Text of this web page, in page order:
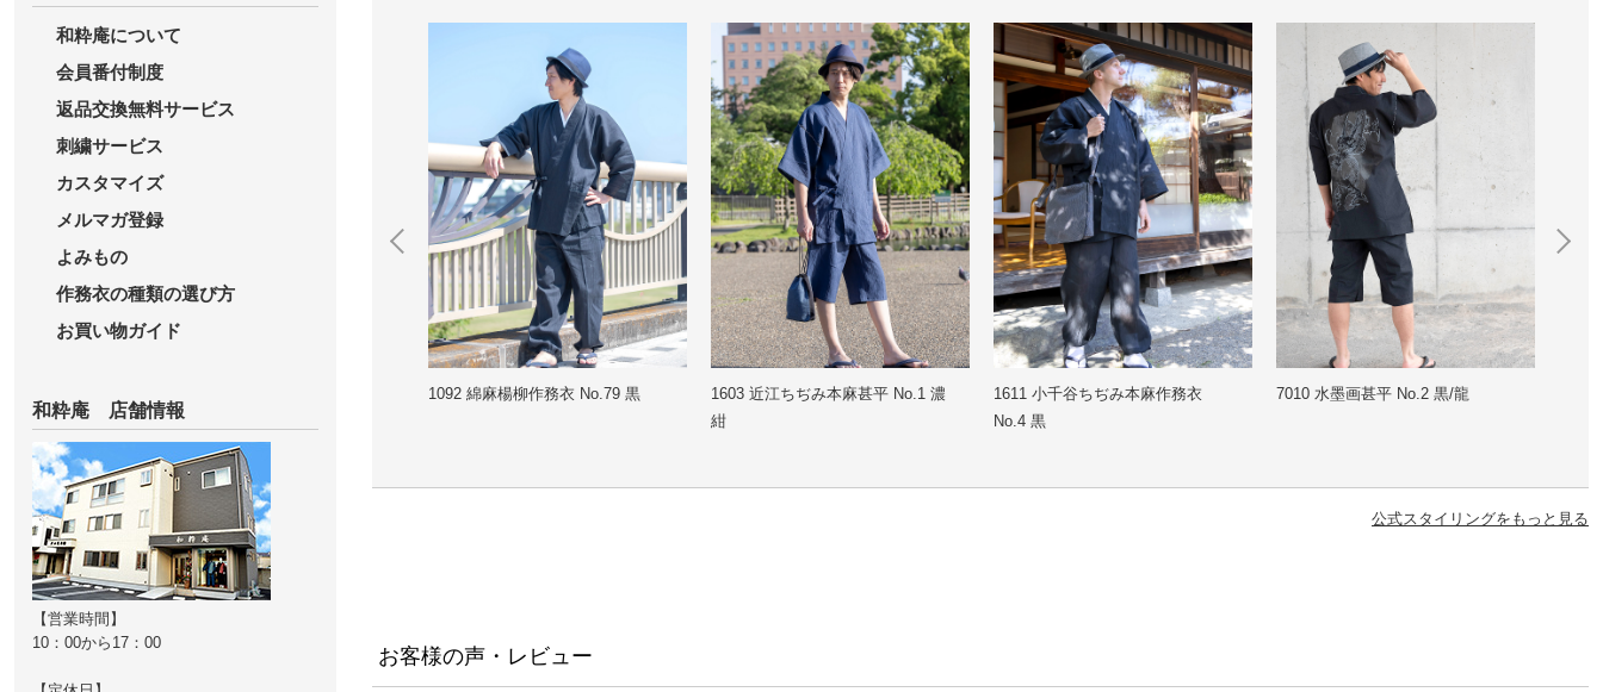
1603 近江ちぢみ本麻甚平 No.1 濃
1611 小千谷ちぢみ本麻作務衣
No.4 黒
7010 水墨画甚平 No.2 黒/龍
1130 シャンブレーUVカット作務
公式スタイリングをもっと見る
お客様の声・レビュー
和粋庵について
会員番付制度
返品交換無料サービス
刺繍サービス
カスタマイズ
メルマガ登録
よみもの
作務衣の種類の選び方
お買い物ガイド
和粋庵 店舗情報
【営業時間】
10：00から17：00